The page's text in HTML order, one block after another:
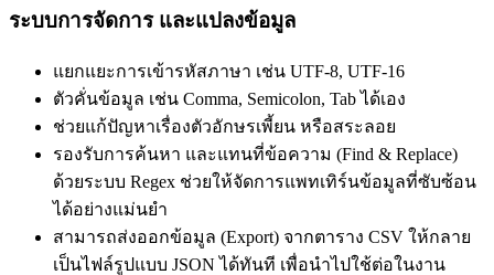
ระบบการจัดการ และแปลงข้อมูล
แยกแยะการเข้ารหัสภาษา เช่น UTF-8, UTF-16
ตัวคั่นข้อมูล เช่น Comma, Semicolon, Tab ได้เอง
ช่วยแก้ปัญหาเรื่องตัวอักษรเพี้ยน หรือสระลอย
รองรับการค้นหา และแทนที่ข้อความ (Find & Replace)
ด้วยระบบ Regex ช่วยให้จัดการแพทเทิร์นข้อมูลที่ซับซ้อน
ได้อย่างแม่นยำ
สามารถส่งออกข้อมูล (Export) จากตาราง CSV ให้กลาย
เป็นไฟล์รูปแบบ JSON ได้ทันที เพื่อนำไปใช้ต่อในงาน